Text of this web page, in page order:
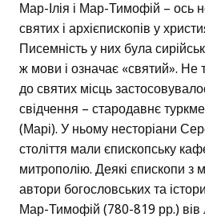
Мар-Ілія і Мар-Тимофій – ось
святих і архієпископів у
Писемність у них була
ж мови і означає «святий». Не
до святих місць
свідчення – стародавнє
(Марі). У ньому несторіани
століття мали єпископську
митрополію. Деякі єпископи з
автори богословських та
Мар-Тимофій (780-819 рр.) вів